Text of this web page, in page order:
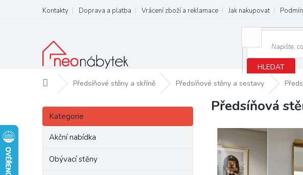
obsah
Kontakty Doprava a platba Vrácení zboží a reklamace Jak nakupovat
HLEDAT
Domů Předsíňové stěny a skříně Předsíňové stěny a sestavy
P
s
Přeskočit
kategorie
Kategorie
Akční nabídka
Obývací stěny
Předsíňová